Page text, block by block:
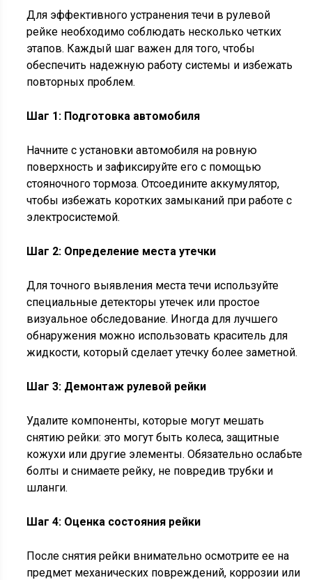
Для эффективного устранения течи в рулевой
рейке необходимо соблюдать несколько четких
этапов. Каждый шаг важен для того, чтобы
обеспечить надежную работу системы и избежать
повторных проблем.
Шаг 1: Подготовка автомобиля
Начните с установки автомобиля на ровную
поверхность и зафиксируйте его с помощью
стояночного тормоза. Отсоедините аккумулятор,
чтобы избежать коротких замыканий при работе с
электросистемой.
Шаг 2: Определение места утечки
Для точного выявления места течи используйте
специальные детекторы утечек или простое
визуальное обследование. Иногда для лучшего
обнаружения можно использовать краситель для
жидкости, который сделает утечку более заметной.
Шаг 3: Демонтаж рулевой рейки
Удалите компоненты, которые могут мешать
снятию рейки: это могут быть колеса, защитные
кожухи или другие элементы. Обязательно ослабьте
болты и снимаете рейку, не повредив трубки и
шланги.
Шаг 4: Оценка состояния рейки
После снятия рейки внимательно осмотрите ее на
предмет механических повреждений, коррозии или